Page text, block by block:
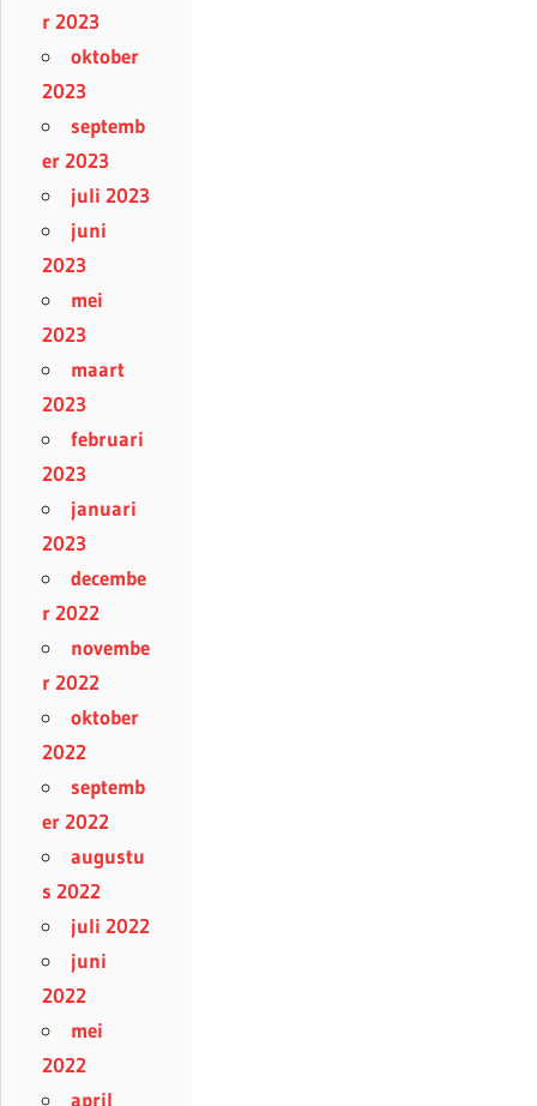
r 2023
oktober
2023
septemb
er 2023
juli 2023
juni
2023
mei
2023
maart
2023
februari
2023
januari
2023
decembe
r 2022
novembe
r 2022
oktober
2022
septemb
er 2022
augustu
s 2022
juli 2022
juni
2022
mei
2022
april